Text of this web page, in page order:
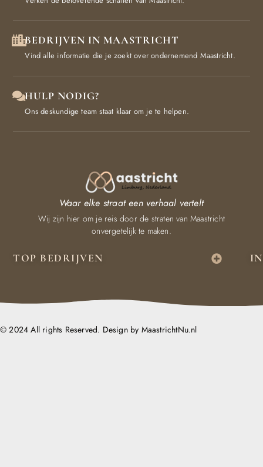
BEDRIJVEN IN MAASTRICHT
Vind alle informatie die je zoekt over ondernemend Maastricht.
HULP NODIG?
Ons deskundige team staat klaar om je te helpen.
TOP BEDRIJVEN
Waar elke straat een verhaal vertelt
Wij zijn hier om je reis door de straten van Maastricht
onvergetelijk te maken.
© 2024 All rights Reserved. Design by MaastrichtNu.nl